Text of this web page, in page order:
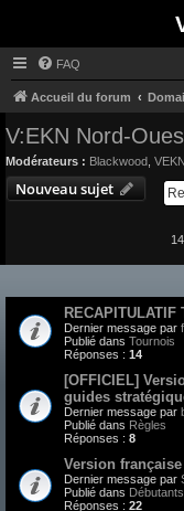
FAQ
Accueil du forum
V:EKN Nord-
Modérateurs : Blackwood
Nouveau sujet
RECAPITULATIF
Dernier message par
Publié dans Tournois
Réponses : 14
[OFFICIEL]
guides
Dernier message par
Publié dans Règles
Réponses : 8
Version
Dernier message par
Publié dans Débutants
Réponses : 22